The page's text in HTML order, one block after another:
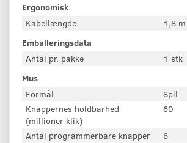
Ergonomisk
Kabellængde
1,8 m
Emballeringsdata
Antal pr. pakke
1 stk
Mus
Formål
Spil
Knappernes holdbarhed
(millioner klik)
60
Antal programmerbare knapper
6